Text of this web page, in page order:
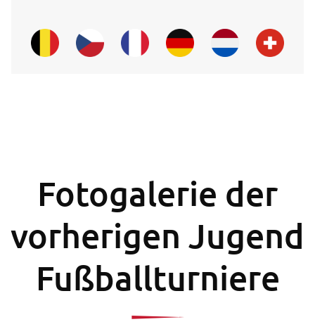
Fotogalerie der
vorherigen Jugend
Fußballturniere